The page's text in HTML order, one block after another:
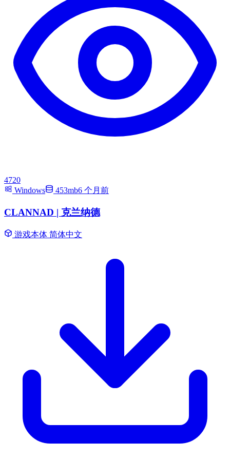
4720
Windows
453mb6 个月前
CLANNAD | 克兰纳德
游戏本体 简体中文